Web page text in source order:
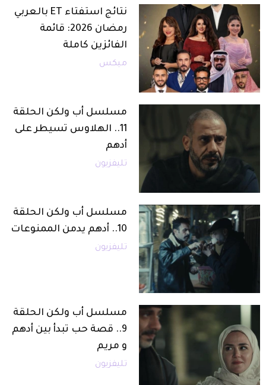
نتائج استفتاء ET بالعربي
رمضان 2026: قائمة
الفائزين كاملة
ميكس
مسلسل أب ولكن الحلقة
11.. الهلاوس تسيطر على
أدهم
تليفزيون
مسلسل أب ولكن الحلقة
10.. أدهم يدمن الممنوعات
تليفزيون
مسلسل أب ولكن الحلقة
9.. قصة حب تبدأ بين أدهم
و مريم
تليفزيون